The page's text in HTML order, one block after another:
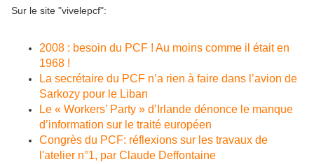
Sur le site "vivelepcf":
2008 : besoin du PCF ! Au moins comme il était en
1968 !
La secrétaire du PCF n’a rien à faire dans l’avion de
Sarkozy pour le Liban
Le « Workers’ Party » d’Irlande dénonce le manque
d’information sur le traité européen
Congrès du PCF: réflexions sur les travaux de
l'atelier n°1, par Claude Deffontaine